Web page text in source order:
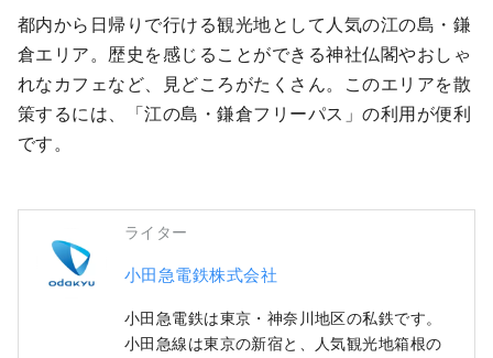
都内から日帰りで行ける観光地として人気の江の島・鎌
倉エリア。歴史を感じることができる神社仏閣やおしゃ
れなカフェなど、見どころがたくさん。このエリアを散
策するには、「江の島・鎌倉フリーパス」の利用が便利
です。
ライター
小田急電鉄株式会社
小田急電鉄は東京・神奈川地区の私鉄です。
小田急線は東京の新宿と、人気観光地箱根の